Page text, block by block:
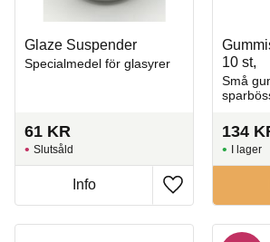
Glaze Suspender
Specialmedel för glasyrer
61 KR
Lägg till i
Slutsåld
Info
10 st,
Små
134
I lager